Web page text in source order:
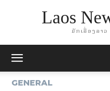
Laos
ມັກເລື່ອງລາວ
GENERAL